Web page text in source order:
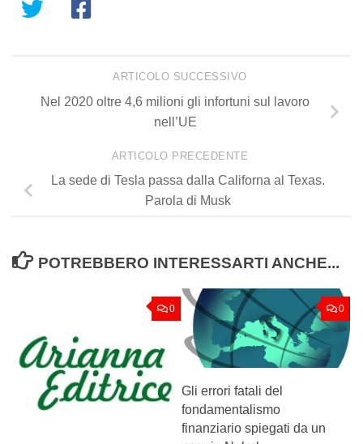
ARTICOLO SUCCESSIVO
Nel 2020 oltre 4,6 milioni gli infortuni sul lavoro
nell’UE
ARTICOLO PRECEDENTE
La sede di Tesla passa dalla Californa al Texas.
Parola di Musk
POTREBBERO INTERESSARTI ANCHE...
0 0
Gli errori fatali del
fondamentalismo
finanziario spiegati da un